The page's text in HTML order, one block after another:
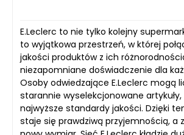
E.Leclerc to nie tylko kolejny
to wyjątkowa przestrzeń, w której
jakości produktów z ich
niezapomniane doświadczenie dla
Osoby odwiedzające E.Leclerc mogą
starannie wyselekcjonowane artykuły,
najwyższe standardy jakości. Dzięki
staje się prawdziwą przyjemnością, a